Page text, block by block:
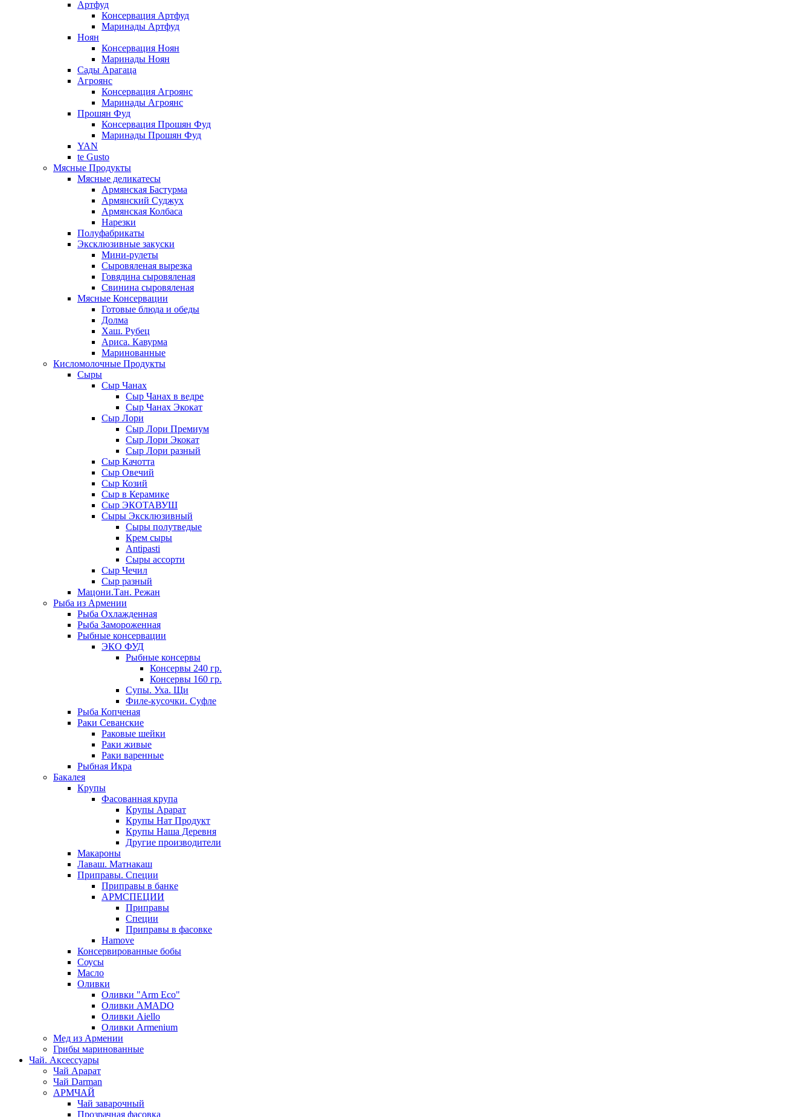
Артфуд
Консервация Артфуд
Маринады Артфуд
Ноян
Консервация Ноян
Маринады Ноян
Сады Арагаца
Агроянс
Консервация Агроянс
Маринады Агроянс
Прошян Фуд
Консервация Прошян Фуд
Маринады Прошян Фуд
YAN
te Gusto
Мясные Продукты
Мясные деликатесы
Армянская Бастурма
Армянский Суджух
Армянская Колбаса
Нарезки
Полуфабрикаты
Эксклюзивные закуски
Мини-рулеты
Сыровяленая вырезка
Говядина сыровяленая
Свинина сыровяленая
Мясные Консервации
Готовые блюда и обеды
Долма
Хаш. Рубец
Ариса. Кавурма
Маринованные
Кисломолочные Продукты
Сыры
Сыр Чанах
Сыр Чанах в ведре
Сыр Чанах Экокат
Сыр Лори
Сыр Лори Премиум
Сыр Лори Экокат
Сыр Лори разный
Сыр Качотта
Сыр Овечий
Сыр Козий
Сыр в Керамике
Сыр ЭКОТАВУШ
Сыры Эксклюзивный
Сыры полутведые
Крем сыры
Antipasti
Сыры ассорти
Сыр Чечил
Сыр разный
Мацони.Тан. Режан
Рыба из Армении
Рыба Охлажденная
Рыба Замороженная
Рыбные консервации
ЭКО ФУД
Рыбные консервы
Консервы 240 гр.
Консервы 160 гр.
Супы. Уха. Щи
Филе-кусочки. Суфле
Рыба Копченая
Раки Севанские
Раковые шейки
Раки живые
Раки варенные
Рыбная Икра
Бакалея
Крупы
Фасованная крупа
Крупы Арарат
Крупы Нат Продукт
Крупы Наша Деревня
Другие производители
Макароны
Лаваш. Матнакаш
Приправы. Специи
Приправы в банке
АРМСПЕЦИИ
Приправы
Специи
Приправы в фасовке
Hamove
Консервированные бобы
Соусы
Масло
Оливки
Оливки "Arm Eco"
Оливки AMADO
Оливки Aiello
Оливки Armenium
Мед из Армении
Грибы маринованные
Чай. Аксессуары
Чай Арарат
Чай Darman
АРМЧАЙ
Чай заварочный
Прозрачная фасовка